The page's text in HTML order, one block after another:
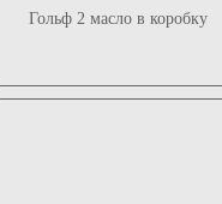
Гольф 2 масло в коробку